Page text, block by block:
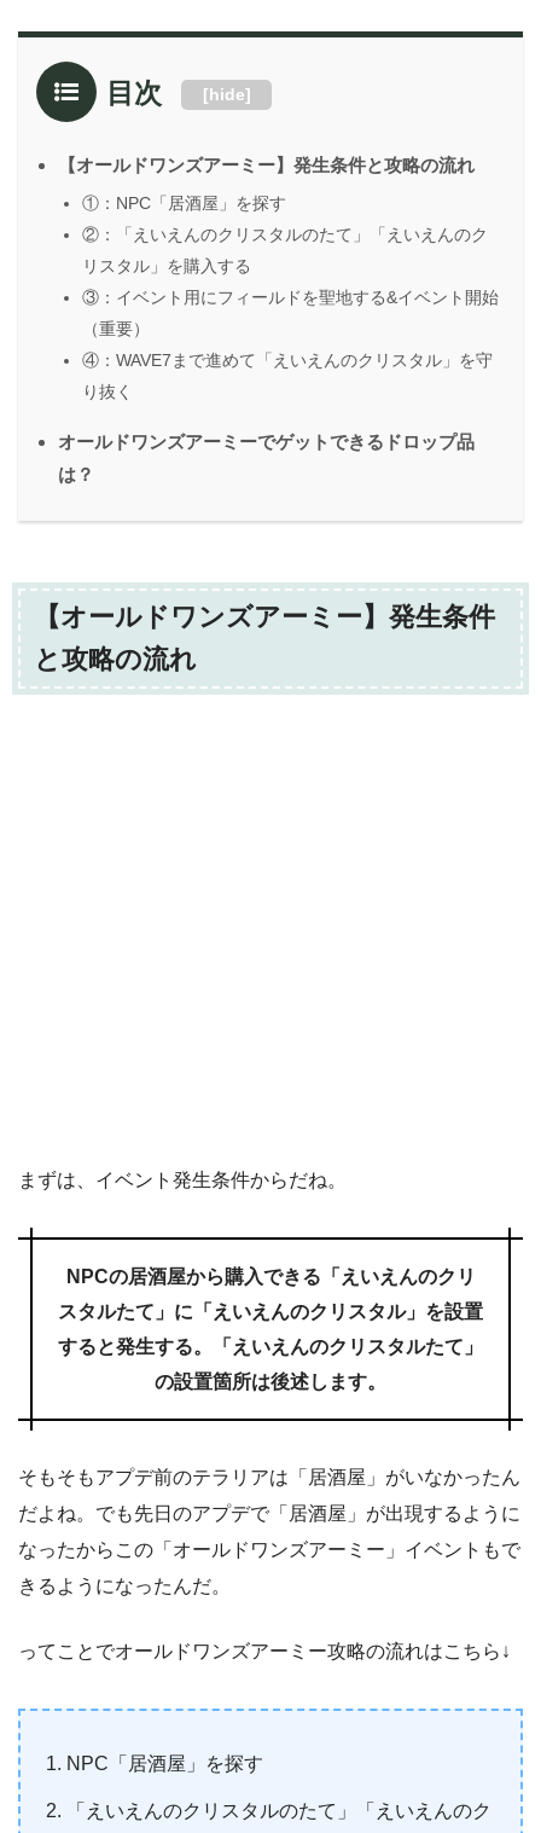
目次 [hide]
【オールドワンズアーミー】発生条件と攻略の流れ
①：NPC「居酒屋」を探す
②：「えいえんのクリスタルのたて」「えいえんのク
リスタル」を購入する
③：イベント用にフィールドを聖地する&イベント開始
（重要）
④：WAVE7まで進めて「えいえんのクリスタル」を守
り抜く
オールドワンズアーミーでゲットできるドロップ品
は？
【オールドワンズアーミー】発生条件
と攻略の流れ
まずは、イベント発生条件からだね。
NPCの居酒屋から購入できる「えいえんのクリ
スタルたて」に「えいえんのクリスタル」を設置
すると発生する。「えいえんのクリスタルたて」
の設置箇所は後述します。
そもそもアプデ前のテラリアは「居酒屋」がいなかったん
だよね。でも先日のアプデで「居酒屋」が出現するように
なったからこの「オールドワンズアーミー」イベントもで
きるようになったんだ。
ってことでオールドワンズアーミー攻略の流れはこちら↓
NPC「居酒屋」を探す
「えいえんのクリスタルのたて」「えいえんのク